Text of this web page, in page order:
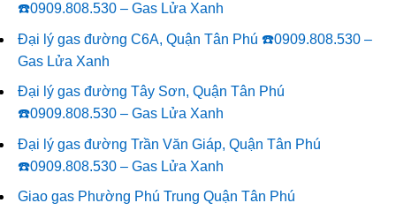
☎️0909.808.530 – Gas Lửa Xanh
Đại lý gas đường C6A, Quận Tân Phú ☎️0909.808.530 –
Gas Lửa Xanh
Đại lý gas đường Tây Sơn, Quận Tân Phú
☎️0909.808.530 – Gas Lửa Xanh
Đại lý gas đường Trần Văn Giáp, Quận Tân Phú
☎️0909.808.530 – Gas Lửa Xanh
Giao gas Phường Phú Trung Quận Tân Phú